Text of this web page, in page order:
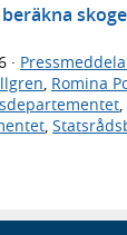
·
Romina